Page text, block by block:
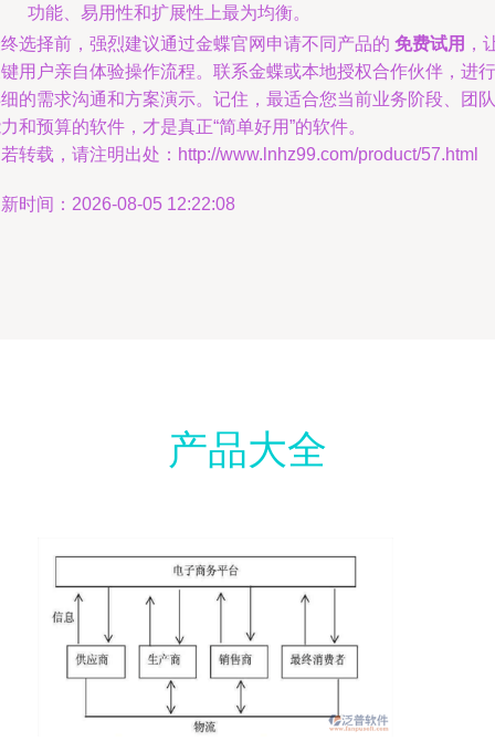
功能、易用性和扩展性上最为均衡。
选择前，强烈建议通过金蝶官网申请不同产品的 免费试用 ，
用户亲自体验操作流程。联系金蝶或本地授权合作伙伴，进行
的需求沟通和方案演示。记住，最适合您当前业务阶段、团队
和预算的软件，才是真正“简单好用”的软件。
转载，请注明出处：http://www.lnhz99.com/product/57.html
时间：2026-08-05 12:22:08
产品大全